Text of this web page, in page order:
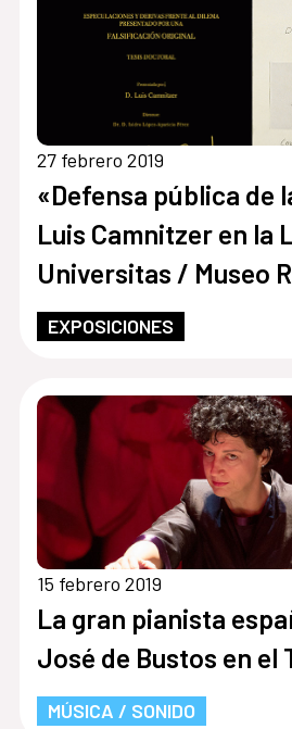
27 febrero 2019
«Defensa pública de
Luis Camnitzer en la
Universitas / Museo
EXPOSICIONES
15 febrero 2019
La gran pianista
José de Bustos en el
MÚSICA / SONIDO